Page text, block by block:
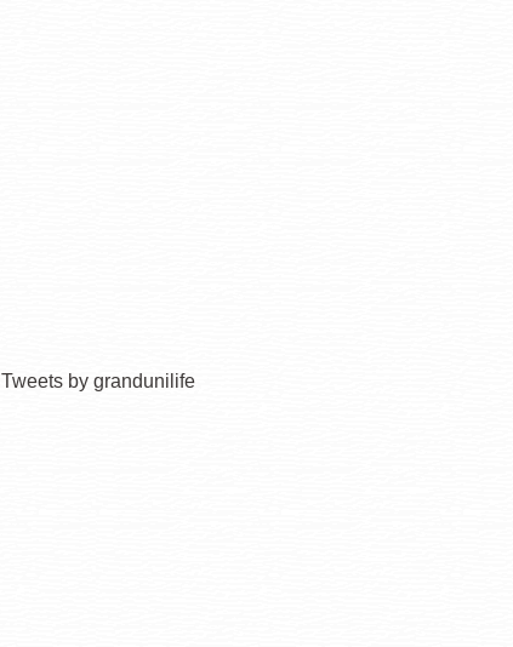
Tweets by grandunilife